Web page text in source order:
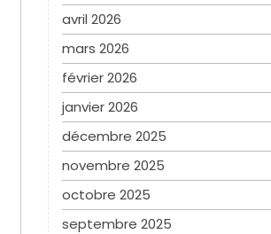
avril 2026
mars 2026
février 2026
janvier 2026
décembre 2025
novembre 2025
octobre 2025
septembre 2025